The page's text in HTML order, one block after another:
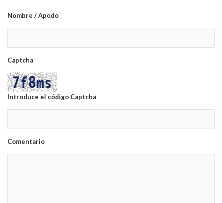
Nombre / Apodo
Captcha
Introduce el código Captcha
Comentario